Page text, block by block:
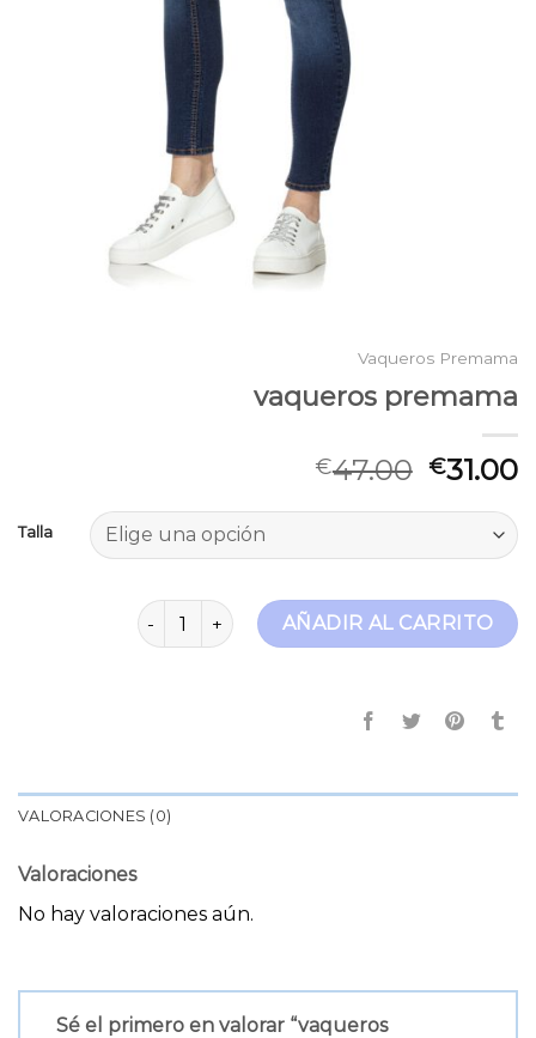
Vaqueros Premama
vaqueros premama
€47.00 €31.00
Talla
vaqueros premama cantidadAÑADIR AL CARRITO
VALORACIONES (0)
Valoraciones
No hay valoraciones aún.
Sé el primero en valorar “vaqueros